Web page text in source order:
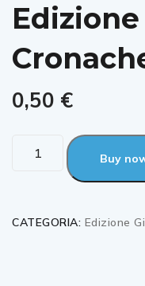
0,50 €
Buy
CATEGORIA: Edizione